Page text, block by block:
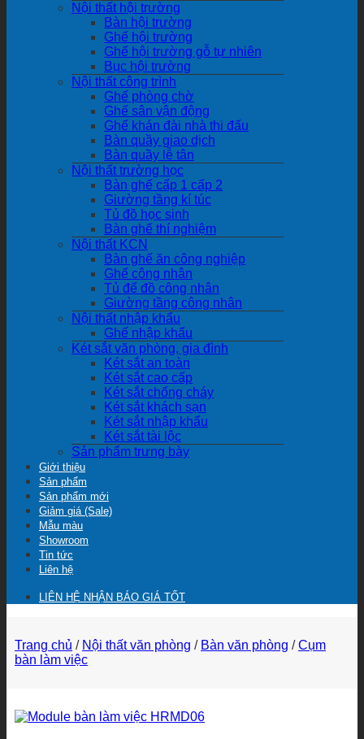
Nội thất hội trường
Bàn hội trường
Ghế hội trường
Ghế hội trường gỗ tự nhiên
Bục hội trường
Nội thất công trình
Ghế phòng chờ
Ghế sân vận động
Ghế khán đài nhà thi đấu
Bàn quầy giao dịch
Bàn quầy lễ tân
Nội thất trường học
Bàn ghế cấp 1 cấp 2
Giường tầng kí túc
Tủ đồ học sinh
Bàn ghế thí nghiệm
Nội thất KCN
Bàn ghế ăn công nghiệp
Ghế công nhân
Tủ để đồ công nhân
Giường tầng công nhân
Nội thất nhập khẩu
Ghế nhập khẩu
Két sắt văn phòng, gia đình
Két sắt an toàn
Két sắt cao cấp
Két sắt chống cháy
Két sắt khách sạn
Két sắt nhập khẩu
Két sắt tài lộc
Sản phẩm trưng bày
Giới thiệu
Sản phẩm
Sản phẩm mới
Giảm giá (Sale)
Mẫu màu
Showroom
Tin tức
Liên hệ
LIÊN HỆ NHẬN BÁO GIÁ TỐT
Trang chủ / Nội thất văn phòng / Bàn văn phòng / Cụm
bàn làm việc